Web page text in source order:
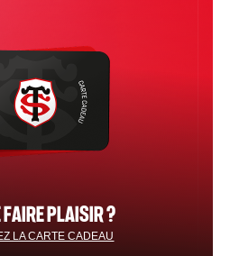
FAIRE PLAISIR ?
LA CARTE CADEAU